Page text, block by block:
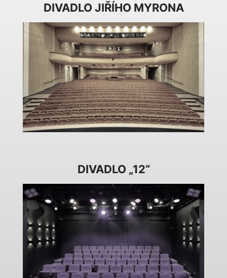
DIVADLO JIŘÍHO MYRONA
DIVADLO „12“